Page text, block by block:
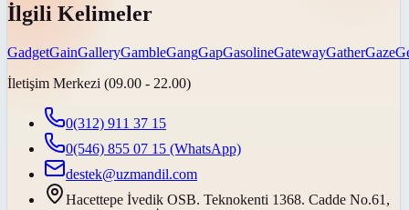
İlgili Kelimeler
GadgetGainGalleryGambleGangGapGasolineGatewayGatherGaze
İletişim Merkezi (09.00 - 22.00)
0(312) 911 37 15
0(546) 855 07 15 (WhatsApp)
destek@uzmandil.com
Hacettepe İvedik OSB. Teknokenti 1368. Cadde No.61,